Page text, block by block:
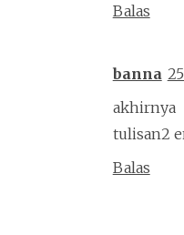
Balas
banna
tulisan2
Balas